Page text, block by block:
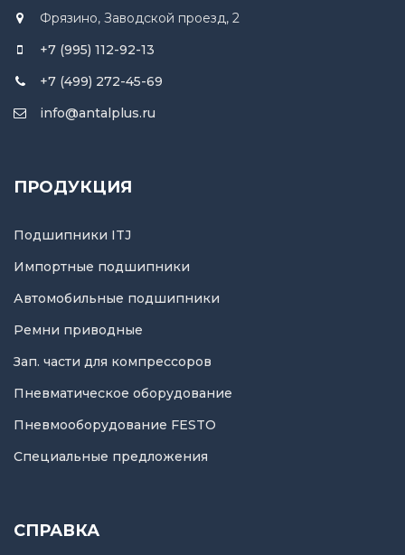
Фрязино, Заводской проезд, 2
+7 (995) 112-92-13
+7 (499) 272-45-69
info@antalplus.ru
ПРОДУКЦИЯ
Подшипники ITJ
Импортные подшипники
Автомобильные подшипники
Ремни приводные
Зап. части для компрессоров
Пневматическое оборудование
Пневмооборудование FESTO
Специальные предложения
СПРАВКА